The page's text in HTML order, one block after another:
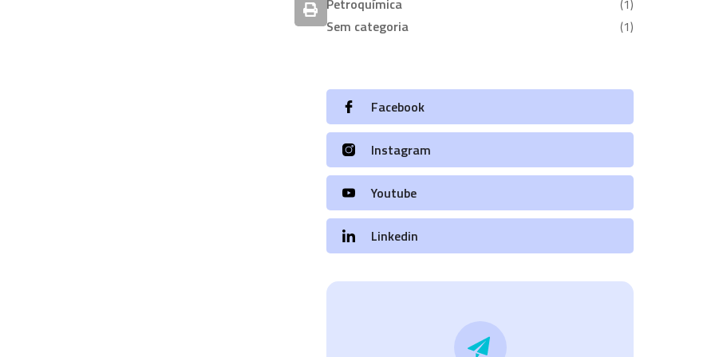
Petroquímica
(1)
Sem categoria
(1)
Facebook
Instagram
Youtube
Linkedin